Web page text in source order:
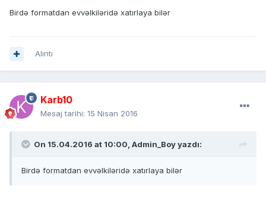
Birdə formatdan evvəlkiləridə xatırlaya bilər
Alıntı
Karb10
Mesaj tarihi: 15 Nisan 2016
On 15.04.2016 at 10:00, Admin_Boy yazdı:
Birdə formatdan evvəlkiləridə xatırlaya bilər